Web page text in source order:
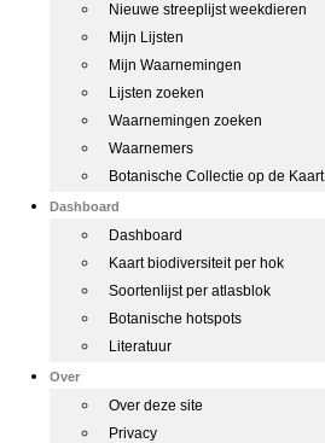
Nieuwe streeplijst weekdieren
Mijn Lijsten
Mijn Waarnemingen
Lijsten zoeken
Waarnemingen zoeken
Waarnemers
Botanische Collectie op de Kaart
Dashboard
Dashboard
Kaart biodiversiteit per hok
Soortenlijst per atlasblok
Botanische hotspots
Literatuur
Over
Over deze site
Privacy